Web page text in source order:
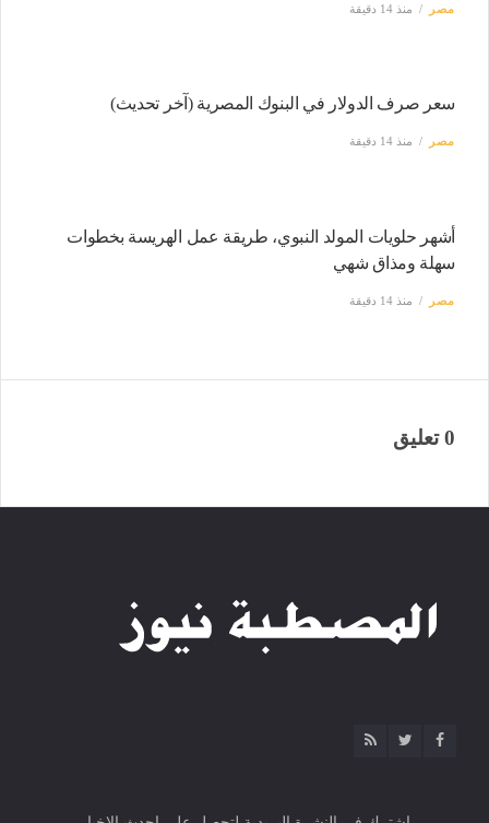
مصر منذ 14 دقيقة
سعر صرف الدولار في البنوك المصرية (آخر تحديث)
مصر منذ 14 دقيقة
أشهر حلويات المولد النبوي، طريقة عمل الهريسة بخطوات
سهلة ومذاق شهي
مصر منذ 14 دقيقة
0 تعليق